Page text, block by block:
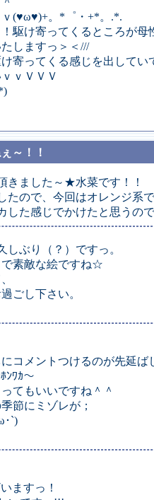
(♥ω♥)+。*゜・+*。.*.
駆け寄ってくるところが
しますっ＞＜///
寄ってくる感じを出してい
ｖＶＶＶ
～！！
きました～★水菜です！！
たので、今回はオレンジ系で
した感じでかけたと思うので
しぶり（？）ですっ。
で素敵な絵ですね☆
ごし下さい。
コメントつけるのが先延ば
ﾝﾜｶ～
てもいいですね＾＾
節にミゾレが；
･`)
ますっ！